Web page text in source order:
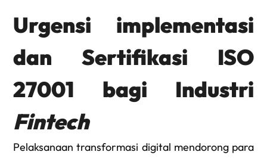
Urgensi implementasi
dan Sertifikasi ISO
27001 bagi Industri
Fintech
Pelaksanaan transformasi digital mendorong para